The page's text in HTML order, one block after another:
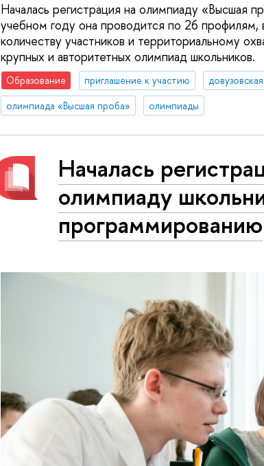
Началась регистрация на олимпиаду «Высшая
учебном году она проводится по 26
количеству участников и территориальному
крупных и авторитетных олимпиад школьников.
Образование приглашение к участию
олимпиада «Высшая проба»
олимпиады
Началась
олимпиаду
программированию